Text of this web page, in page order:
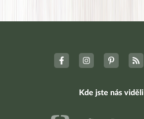
Poradna Hubneme do plavek
Kde jste nás viděli